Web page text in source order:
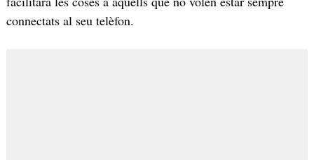
connectats al seu telèfon.